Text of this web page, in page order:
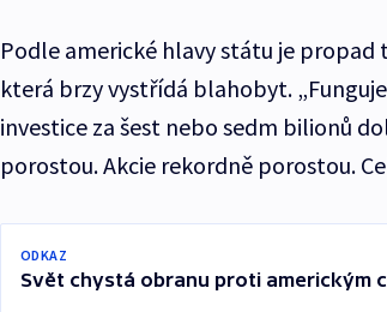
Podle americké hlavy státu je
která brzy vystřídá blahobyt.
investice za šest nebo sedm bilionů
porostou. Akcie rekordně porostou.
ODKAZ
Svět chystá obranu proti americkým